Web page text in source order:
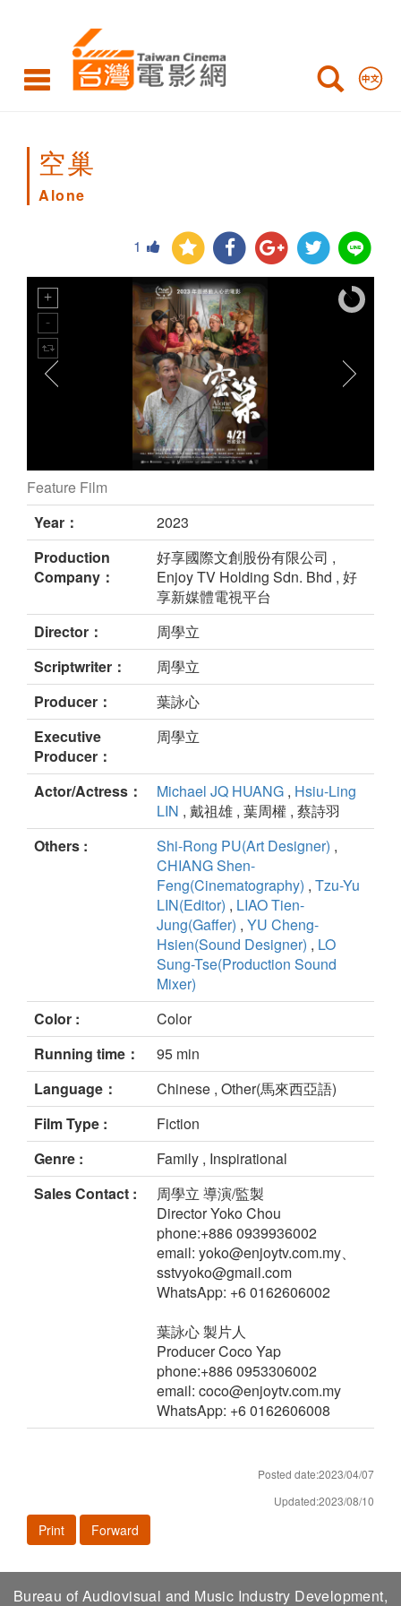
空巢
Alone
1
Alone still
Feature Film
Year：
2023
Production
Company：
好享國際文創股份有限公司 ,
Enjoy TV Holding Sdn. Bhd , 好
享新媒體電視平台
Director：
周學立
Scriptwriter：
周學立
Producer：
葉詠心
Executive
Producer：
周學立
Actor/Actress： Michael JQ HUANG , Hsiu-Ling
LIN , 戴祖雄 , 葉周權 , 蔡詩羽
Others :
Shi-Rong PU(Art Designer) ,
CHIANG Shen-
Feng(Cinematography) , Tzu-Yu
LIN(Editor) , LIAO Tien-
Jung(Gaffer) , YU Cheng-
Hsien(Sound Designer) , LO
Sung-Tse(Production Sound
Mixer)
Color :
Color
Running time：
95 min
Language：
Chinese , Other(馬來西亞語)
Film Type :
Fiction
Genre :
Family , Inspirational
Sales Contact :
周學立 導演/監製
Director Yoko Chou
phone:+886 0939936002
email: yoko@enjoytv.com.my、
sstvyoko@gmail.com
WhatsApp: +6 0162606002
葉詠心 製片人
Producer Coco Yap
phone:+886 0953306002
email: coco@enjoytv.com.my
WhatsApp: +6 0162606008
Posted date:2023/04/07
Updated:2023/08/10
Print Forward
Bureau of Audiovisual and Music Industry Development,